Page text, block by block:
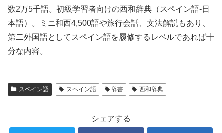
数2万5千語。初級学習者向けの西和辞典（スペイン語-日
本語）。ミニ和西4,500語や旅行会話、文法解説もあり、
第二外国語としてスペイン語を履修するレベルであれば十
分な内容。
スペイン語 スペイン語 辞書 西和辞典
シェアする